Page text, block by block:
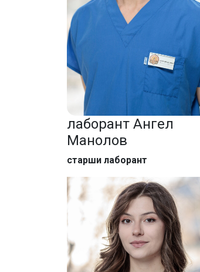
лаборант Ангел
Манолов
старши лаборант